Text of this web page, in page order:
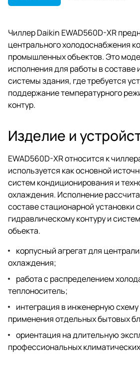
Чиллер Daikin EWAD560D-XR
центрального холодоснабжения
промышленных объектов. Это
исполнения для работы в составе
системы здания, где требуется
поддержание температурного
контур.
Изделие и
EWAD560D-XR относится к
используется как основной
систем кондиционирования и
охлаждения. Исполнение
составе стационарной установки
гидравлическому контуру и
объекта.
корпусный агрегат для
охлаждения;
работа с распределением
теплоноситель;
интеграция в инженерную
применения отдельных бытовых
ориентация на длительную
профессиональных